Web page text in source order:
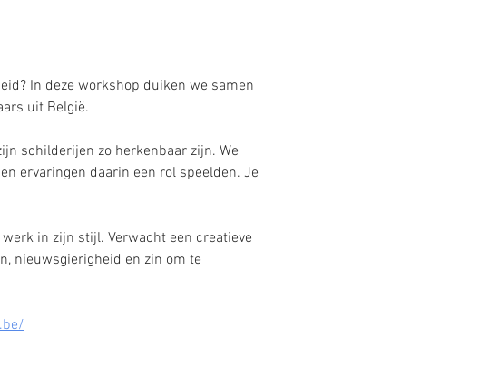
In deze workshop duiken we samen
uit België.
schilderijen zo herkenbaar zijn. We
ervaringen daarin een rol speelden. Je
in zijn stijl. Verwacht een creatieve
nieuwsgierigheid en zin om te